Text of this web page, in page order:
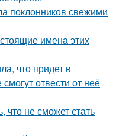
поклонников свежими
имена этих
что придет в
отвести от неё
что не сможет стать